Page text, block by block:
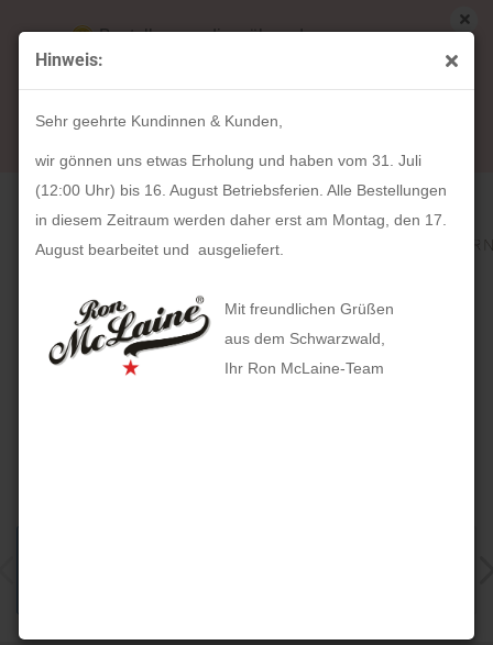
Hinweis:
Sehr geehrte Kundinnen & Kunden,
wir gönnen uns etwas Erholung und haben vom 31. Juli
(12:00 Uhr) bis 16. August Betriebsferien. Alle Bestellungen
in diesem Zeitraum werden daher erst am Montag, den 17.
August bearbeitet und ausgeliefert.
Mit freundlichen Grüßen
aus dem Schwarzwald,
Ihr Ron McLaine-Team
Bestellungen die während unserer
Betriebsferien (31. Juli ab 12:00 Uhr bis 16.
August) aufgegeben werden, werden ab Montag,
17. August bearbeitet und versendet.
« Erster « zurück weiter »
Letzter »
Artikel in dieser Kategorie
HOLZKERN Langkawi (43mm)